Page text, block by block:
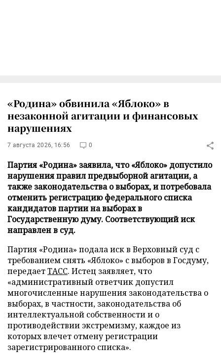
«Родина» обвинила «Яблоко» в
незаконной агитации и финансовых
нарушениях
7 августа 2026, 16:56 0
Партия «Родина» заявила, что «Яблоко» допустило
нарушения правил предвыборной агитации, а
также законодательства о выборах, и потребовала
отменить регистрацию федерального списка
кандидатов партии на выборах в
Государственную думу. Соответствующий иск
направлен в суд.
Партия «Родина» подала иск в Верховный суд с
требованием снять «Яблоко» с выборов в Госдуму,
передаетТАСС. Истец заявляет, что
«административный ответчик допустил
многочисленные нарушения законодательства о
выборах, в частности, законодательства об
интеллектуальной собственности и о
противодействии экстремизму, каждое из
которых влечет отмену регистрации
зарегистрированного списка».